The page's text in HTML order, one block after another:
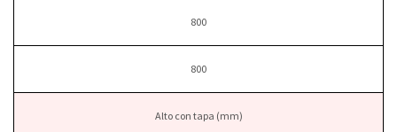
800
800
Alto con tapa (mm)